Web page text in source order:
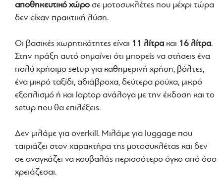
αποθηκευτικό χώρο σε μοτοσυκλέτες που μέχρι τώρα
δεν είχαν πρακτική λύση.
Οι βασικές χωρητικότητες είναι 11 λίτρα και 16 λίτρα.
Στην πράξη αυτό σημαίνει ότι μπορείς να στήσεις ένα
πολύ χρήσιμο setup για καθημερινή χρήση, βόλτες,
ένα μικρό ταξίδι, αδιάβροχα, δεύτερα ρούχα, μικρό
εξοπλισμό ή και laptop ανάλογα με την έκδοση και το
setup που θα επιλέξεις.
Δεν μιλάμε για overkill. Μιλάμε για luggage που
ταιριάζει στον χαρακτήρα της μοτοσυκλέτας και δεν
σε αναγκάζει να κουβαλάς περισσότερο όγκο από όσο
χρειάζεσαι.